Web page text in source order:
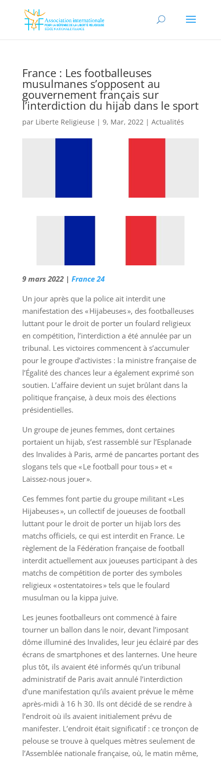
France : Les footballeuses
musulmanes s’opposent au
gouvernement français sur
l’interdiction du hijab dans le sport
par Liberte Religieuse | 9, Mar, 2022| Actualités
9 mars 2022 | France 24
Un jour après que la police ait interdit une
manifestation des « Hijabeuses », des footballeuses
luttant pour le droit de porter un foulard religieux
en compétition, l’interdiction a été annulée par un
tribunal. Les victoires commencent à s’accumuler
pour le groupe d’activistes : la ministre française de
l’Égalité des chances leur a également exprimé son
soutien. L’affaire devient un sujet brûlant dans la
politique française, à deux mois des élections
présidentielles.
Un groupe de jeunes femmes, dont certaines
portaient un hijab, s’est rassemblé sur l’Esplanade
des Invalides à Paris, armé de pancartes portant des
slogans tels que « Le football pour tous » et «
Laissez-nous jouer ».
Ces femmes font partie du groupe militant « Les
Hijabeuses », un collectif de joueuses de football
luttant pour le droit de porter un hijab lors des
matchs officiels, ce qui est interdit en France. Le
règlement de la Fédération française de football
interdit actuellement aux joueuses participant à des
matchs de compétition de porter des symboles
religieux « ostentatoires » tels que le foulard
musulman ou la kippa juive.
Les jeunes footballeurs ont commencé à faire
tourner un ballon dans le noir, devant l’imposant
dôme illuminé des Invalides, leur jeu éclairé par des
écrans de smartphones et des lanternes. Une heure
plus tôt, ils avaient été informés qu’un tribunal
administratif de Paris avait annulé l’interdiction
d’une manifestation qu’ils avaient prévue le même
après-midi à 16 h 30. Ils ont décidé de se rendre à
l’endroit où ils avaient initialement prévu de
manifester. L’endroit était significatif : ce tronçon de
pelouse se trouve à quelques mètres seulement de
l’Assemblée nationale française, où, le matin même,